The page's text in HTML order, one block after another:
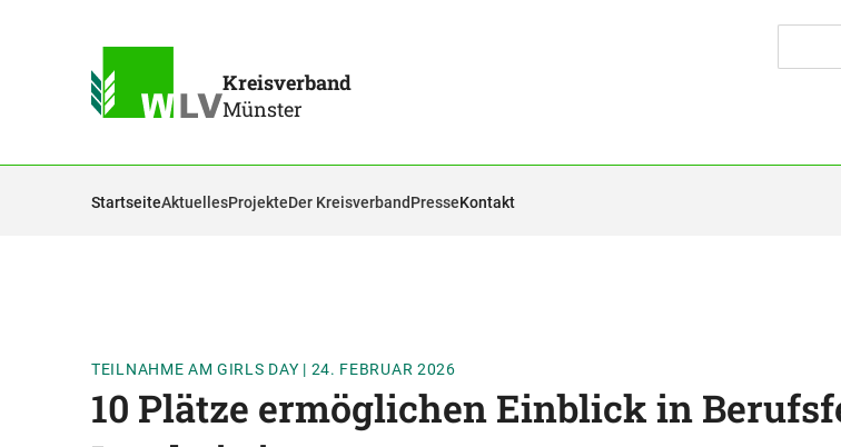
Kreisverband
Münster
StartseiteAktuellesProjekteDer KreisverbandPresseKontakt
TEILNAHME AM GIRLS DAY | 24. FEBRUAR 2026
10 Plätze ermöglichen Einblick in